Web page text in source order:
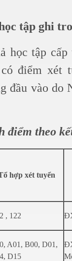
tập ghi
học tập
điểm xét
đầu vào do
điểm theo
hợp xét tuyển
, 122
A01, B00, D01,
D15